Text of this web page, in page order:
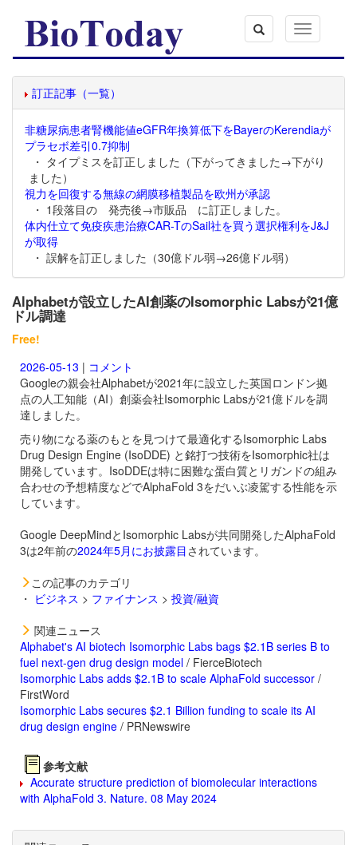
Toggle
navigation
訂正記事（一覧）
非糖尿病患者腎機能値eGFR年換算低下をBayerのKerendiaが
プラセボ差引0.7抑制
・ タイプミスを訂正しました（下がってきました→下がり
ました）
視力を回復する無線の網膜移植製品を欧州が承認
・ 1段落目の 発売後→市販品 に訂正しました。
体内仕立て免疫疾患治療CAR-TのSail社を買う選択権利をJ&J
が取得
・ 誤解を訂正しました（30億ドル弱→26億ドル弱）
Alphabetが設立したAI創薬のIsomorphic Labsが21億
ドル調達
Free!
2026-05-13 | コメント
Googleの親会社Alphabetが2021年に設立した英国ロンドン拠
点の人工知能（AI）創薬会社Isomorphic Labsが21億ドルを調
達しました。
売り物になる薬のもとを見つけて最適化するIsomorphic Labs
Drug Design Engine (IsoDDE) と銘打つ技術をIsomorphic社は
開発しています。IsoDDEは特に困難な蛋白質とリガンドの組み
合わせの予想精度などでAlphaFold 3をだいぶ凌駕する性能を示
しています。
Google DeepMindとIsomorphic Labsが共同開発したAlphaFold
3は2年前の2024年5月にお披露目されています。
この記事のカテゴリ
・ ビジネス > ファイナンス > 投資/融資
関連ニュース
Alphabet's AI biotech Isomorphic Labs bags $2.1B series B to
fuel next-gen drug design model / FierceBiotech
Isomorphic Labs adds $2.1B to scale AlphaFold successor /
FirstWord
Isomorphic Labs secures $2.1 Billion funding to scale its AI
drug design engine / PRNewswire
参考文献
Accurate structure prediction of biomolecular interactions
with AlphaFold 3. Nature. 08 May 2024